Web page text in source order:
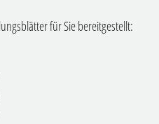
für Sie bereitgestellt: